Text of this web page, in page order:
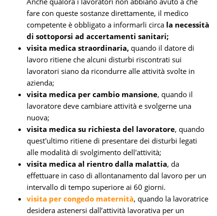
fare con queste sostanze direttamente, il medico
competente è obbligato a informarli circa la necessità
di sottoporsi ad accertamenti sanitari;
visita medica straordinaria, quando il datore di
lavoro ritiene che alcuni disturbi riscontrati sui
lavoratori siano da ricondurre alle attività svolte in
azienda;
visita medica per cambio mansione, quando il
lavoratore deve cambiare attività e svolgerne una
nuova;
visita medica su richiesta del lavoratore, quando
quest'ultimo ritiene di presentare dei disturbi legati
alle modalità di svolgimento dell'attività;
visita medica al rientro dalla malattia, da
effettuare in caso di allontanamento dal lavoro per un
intervallo di tempo superiore ai 60 giorni.
visita per congedo maternità, quando la lavoratrice
desidera astenersi dall’attività lavorativa per un